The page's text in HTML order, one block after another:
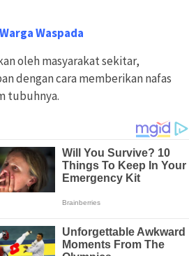
Waspada
oleh masyarakat sekitar,
dengan cara memberikan nafas
tubuhnya.